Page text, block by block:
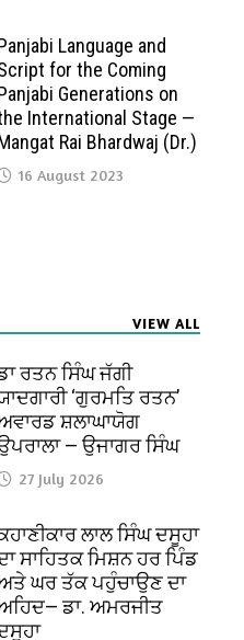
Language and
for the Coming
Generations on
International Stage —
Rai Bhardwaj (Dr.)
16 August 2023
VIEW ALL
ਰਤਨ ਸਿੰਘ ਜੱਗੀ
‘ਗੁਰਮਤਿ ਰਤਨ’
ਸ਼ਲਾਘਾਯੋਗ
— ਉਜਾਗਰ ਸਿੰਘ
27 July 2026
ਲਾਲ ਸਿੰਘ ਦਸੂਹਾ
ਸਾਹਿਤਕ ਮਿਸ਼ਨ ਹਰ ਪਿੰਡ
ਘਰ ਤੱਕ ਪਹੁੰਚਾਉਣ ਦਾ
ਡਾ. ਅਮਰਜੀਤ